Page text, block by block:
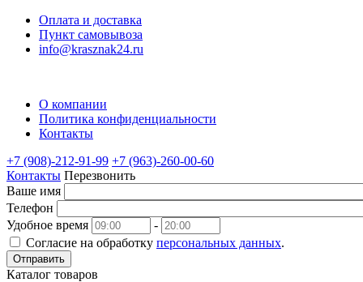
Оплата и доставка
Пункт самовывоза
info@krasznak24.ru
О компании
Политика конфиденциальности
Контакты
+7 (908)-212-91-99 +7 (963)-260-00-60
Контакты Перезвонить
Ваше имя
Телефон
Удобное время
-
Согласие на обработку персональных данных.
Отправить
Каталог товаров